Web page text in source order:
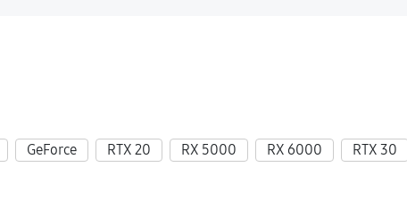
GeForce RTX 20 RX 5000 RX 6000
RTX 30